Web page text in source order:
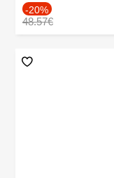
-20%
48.57€